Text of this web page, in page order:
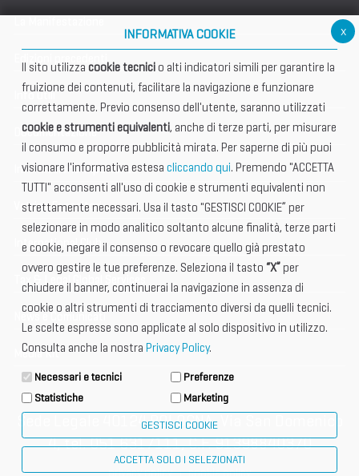
Info utili
Documentazione
Informazione importante
Vetrina Espositori
International Club
Tax & Legal Global Services
News e Comunicati
Media Kit
Sede Legale 40124 BOLOGNA, Via San Domenico
4, tel. 051 6317111, C.F. 91398840370
privacy policy cookie policy
x
INFORMATIVA COOKIE
Il sito utilizza cookie tecnicio alti indicatori simili per garantire la
fruizione dei contenuti, facilitare la navigazione e funzionare
correttamente. Previo consenso dell'utente, saranno utilizzati
cookie e strumenti equivalenti, anche di terze parti, per misurare
il consumo e proporre pubblicità mirata. Per saperne di più puoi
visionare l'informativa estesa cliccando qui. Premendo "ACCETTA
TUTTI" acconsenti all'uso di cookie e strumenti equivalenti non
strettamente necessari. Usa il tasto "GESTISCI COOKIE” per
selezionare in modo analitico soltanto alcune finalità, terze parti
e cookie, negare il consenso o revocare quello già prestato
ovvero gestire le tue preferenze. Seleziona il tasto “X” per
chiudere il banner, continuerai la navigazione in assenza di
cookie o altri strumenti di tracciamento diversi da quelli tecnici.
Le scelte espresse sono applicate al solo dispositivo in utilizzo.
Consulta anche la nostra Privacy Policy.
Necessari e tecnici
Preferenze
Statistiche
Marketing
GESTISCI COOKIE
ACCETTA SOLO I SELEZIONATI